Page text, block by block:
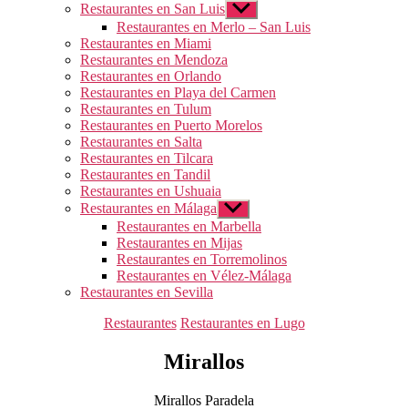
Restaurantes en San Luis Mostrar
el
submenú
Restaurantes en Merlo – San Luis
Restaurantes en Miami
Restaurantes en Mendoza
Restaurantes en Orlando
Restaurantes en Playa del Carmen
Restaurantes en Tulum
Restaurantes en Puerto Morelos
Restaurantes en Salta
Restaurantes en Tilcara
Restaurantes en Tandil
Restaurantes en Ushuaia
Restaurantes en Málaga Mostrar
el
submenú
Restaurantes en Marbella
Restaurantes en Mijas
Restaurantes en Torremolinos
Restaurantes en Vélez-Málaga
Restaurantes en Sevilla
Categorías
Restaurantes Restaurantes en Lugo
Mirallos
Mirallos Paradela